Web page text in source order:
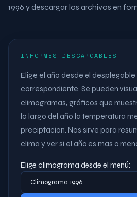
1996 y descargar los archivos en
INFORMES DESCARGABLES
Elige el año desde el
correspondiente. Se pueden
climogramas, gráficos que
lo largo del año la temperatura
preciptacion. Nos sirve para
clima y ver si el año es mas o
Elige climograma desde el menú: